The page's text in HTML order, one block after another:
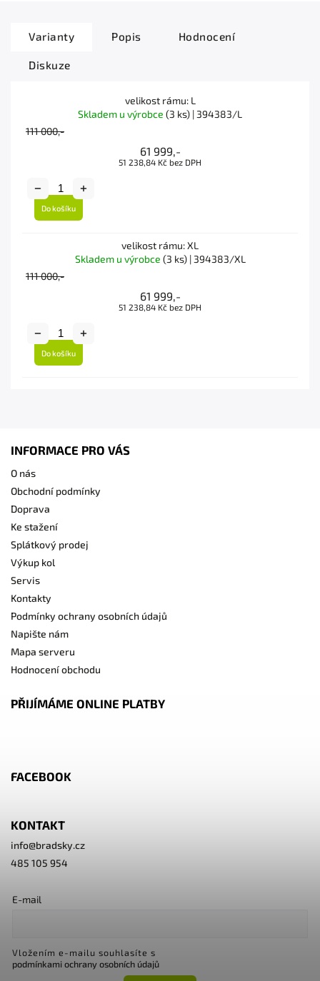
Varianty Popis Hodnocení
Diskuze
velikost rámu: L
Skladem u výrobce (3 ks) | 394383/L
111 000,-
61 999,-
51 238,84 Kč bez DPH
Do košíku
velikost rámu: XL
Skladem u výrobce (3 ks)| 394383/XL
111 000,-
61 999,-
51 238,84 Kč bez DPH
Do košíku
INFORMACE PRO VÁS
O nás
Obchodní podmínky
Doprava
Ke stažení
Splátkový prodej
Výkup kol
Servis
Kontakty
Podmínky ochrany osobních údajů
Napište nám
Mapa serveru
Hodnocení obchodu
PŘIJÍMÁME ONLINE PLATBY
FACEBOOK
KONTAKT
info@bradsky.cz
485 105 954
E-mail
Vložením e-mailu souhlasíte s
podmínkami ochrany osobních údajů